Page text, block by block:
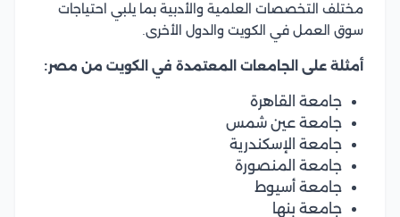
مختلف التخصصات العلمية والأدبية بما يلبي احتياجات
سوق العمل في الكويت والدول الأخرى.
أمثلة على الجامعات المعتمدة في الكويت من مصر:
جامعة القاهرة
جامعة عين شمس
جامعة الإسكندرية
جامعة المنصورة
جامعة أسيوط
جامعة بنها